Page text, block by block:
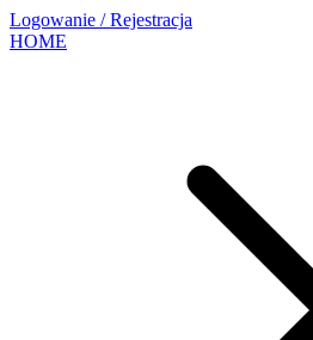
Logowanie / Rejestracja
HOME